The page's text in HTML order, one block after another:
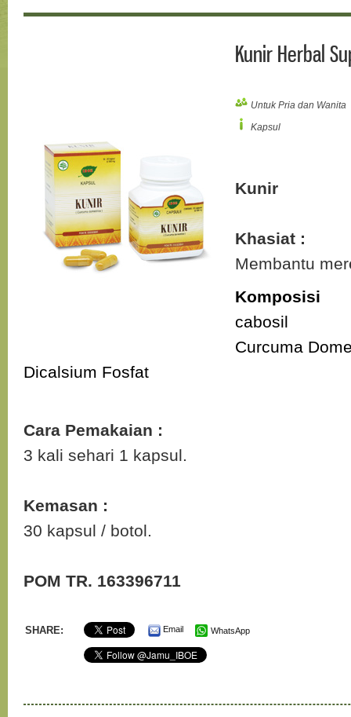
Kunir Herbal
Untuk Pria dan Wanita
Kapsul
Kunir
Khasiat :
Membantu
Komposisi
cabosil
Curcuma
Dicalsium Fosfat
Cara Pemakaian :
3 kali sehari 1 kapsul.
Kemasan :
30 kapsul / botol.
POM TR. 163396711
SHARE: Email WhatsApp